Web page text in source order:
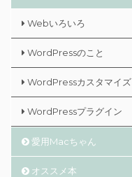
Webいろいろ
WordPressのこと
WordPressカスタマイズ
WordPressプラグイン
愛用Macちゃん
オススメ本